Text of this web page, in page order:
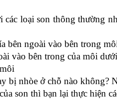
loại son thông thường
bên ngoài vào bên trong
vào bên trong của môi dưới
bị nhòe ở chỗ nào
của son thì bạn lại thực hiện